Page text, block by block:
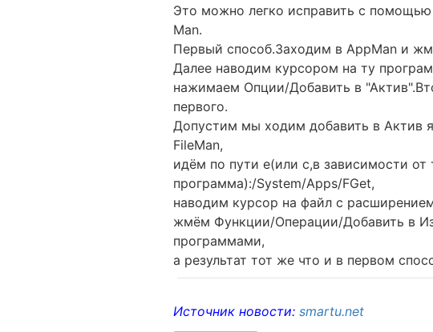
Это можно легко исправить с
Man.
Первый способ.Заходим в AppMan и
Далее наводим курсором на ту
нажимаем Опции/Добавить в
первого.
Допустим мы ходим добавить в Актив
FileMan,
идём по пути e(или c,в зависимости от
программа):/System/Apps/FGet,
наводим курсор на файл с
жмём Функции/Операции/Добавить в
программами,
а результат тот же что и в первом
Источник новости:smartu.net